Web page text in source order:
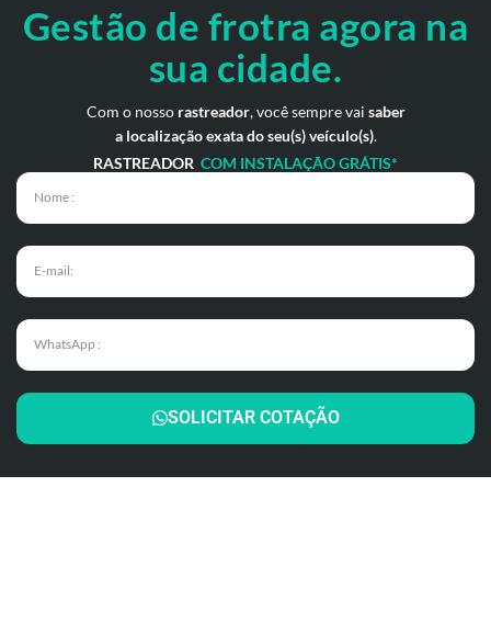
Gestão de frotra agora na
sua cidade.
Com o nosso rastreador, você sempre vai saber
a localização exata do seu(s) veículo(s).
RASTREADOR COM INSTALAÇÃO GRÁTIS*
SOLICITAR COTAÇÃO